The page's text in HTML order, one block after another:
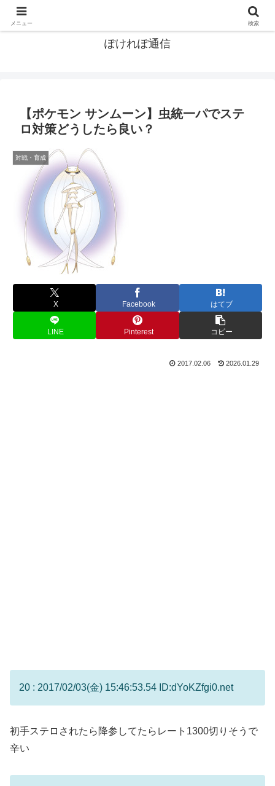
ぽけれぽ通信
【ポケモン サンムーン】虫統一パでステ
ロ対策どうしたら良い？
対戦・育成
X Facebook はてブ
LINE Pinterest コピー
2017.02.06 2026.01.29
20 : 2017/02/03(金) 15:46:53.54 ID:dYoKZfgi0.net
初手ステロされたら降参してたらレート1300切りそうで
辛い
メニュー 検索